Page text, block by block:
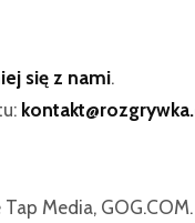
się z nami.
Media, GOG.COM.